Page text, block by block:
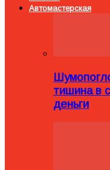
Автомастерская
тишина в
деньги